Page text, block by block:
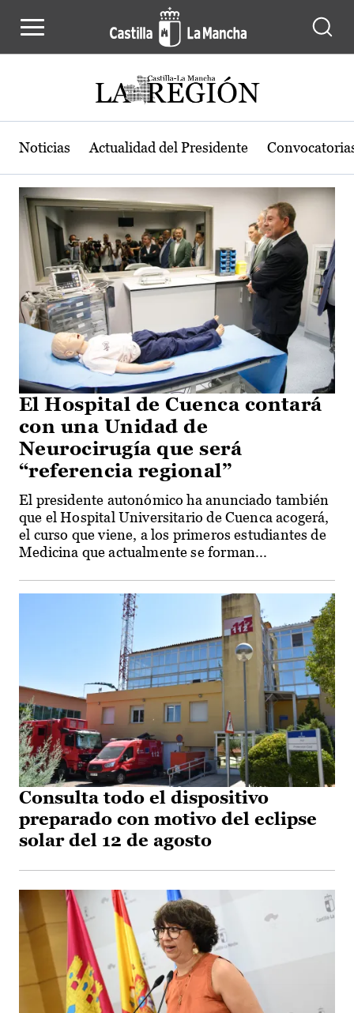
Actualidad de la región de Castilla-
Noticias Actualidad del Presidente
El Hospital de Cuenca contará
con una Unidad de
Neurocirugía que será
“referencia regional”
El presidente autonómico ha anunciado también
que el Hospital Universitario de Cuenca acogerá,
el curso que viene, a los primeros estudiantes de
Medicina que actualmente se forman...
Consulta todo el dispositivo
preparado con motivo del eclipse
solar del 12 de agosto